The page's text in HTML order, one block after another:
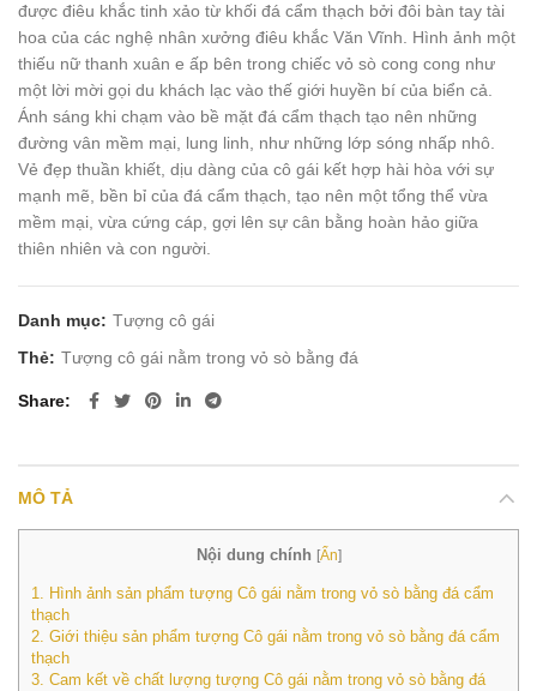
được điêu khắc tinh xảo từ khối đá cẩm thạch bởi đôi bàn tay tài
hoa của các nghệ nhân xưởng điêu khắc Văn Vĩnh. Hình ảnh một
thiếu nữ thanh xuân e ấp bên trong chiếc vỏ sò cong cong như
một lời mời gọi du khách lạc vào thế giới huyền bí của biển cả.
Ánh sáng khi chạm vào bề mặt đá cẩm thạch tạo nên những
đường vân mềm mại, lung linh, như những lớp sóng nhấp nhô.
Vẻ đẹp thuần khiết, dịu dàng của cô gái kết hợp hài hòa với sự
mạnh mẽ, bền bỉ của đá cẩm thạch, tạo nên một tổng thể vừa
mềm mại, vừa cứng cáp, gợi lên sự cân bằng hoàn hảo giữa
thiên nhiên và con người.
Danh mục: Tượng cô gái
Thẻ: Tượng cô gái nằm trong vỏ sò bằng đá
Share
MÔ TẢ
Nội dung chính [Ẩn]
1. Hình ảnh sản phẩm tượng Cô gái nằm trong vỏ sò bằng đá cẩm
thạch
2. Giới thiệu sản phẩm tượng Cô gái nằm trong vỏ sò bằng đá cẩm
thạch
3. Cam kết về chất lượng tượng Cô gái nằm trong vỏ sò bằng đá